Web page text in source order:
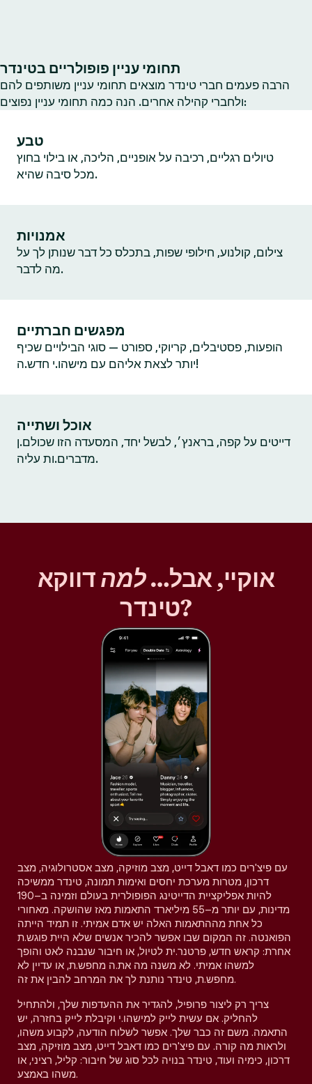
תחומי עניין פופולריים בטינדר
הרבה פעמים חברי טינדר מוצאים תחומי עניין משותפים להם
ולחברי קהילה אחרים. הנה כמה תחומי עניין נפוצים:
טבע
טיולים רגליים, רכיבה על אופניים, הליכה, או בילוי בחוץ
מכל סיבה שהיא.
אמנויות
צילום, קולנוע, חילופי שפות, בתכלס כל דבר שנותן לך על
מה לדבר.
מפגשים חברתיים
הופעות, פסטיבלים, קריוקי, ספורט — סוגי הבילויים שכיף
יותר לצאת אליהם עם מישהו.י חדש.ה!
אוכל ושתייה
דייטים על קפה, בראנץ׳, לבשל יחד, המסעדה הזו שכולם.ן
מדברים.ות עליה.
אוקיי, אבל…למהדווקא
טינדר?
עם פיצ'רים כמו דאבל דייט, מצב מוזיקה, מצב אסטרולוגיה, מצב
דרכון, מטרות מערכת יחסים ואימות תמונה, טינדר ממשיכה
להיות אפליקציית הדייטינג הפופולרית בעולם וזמינה ב–190
מדינות, עם יותר מ–55 מיליארד התאמות מאז שהושקה. מאחורי
כל אחת מההתאמות האלה יש אדם אמיתי. זו תמיד הייתה
הפואנטה. זה המקום שבו אפשר להכיר אנשים שלא היית פוגש.ת
אחרת: קראש חדש, פרטנר.ית לטיול, או חיבור שנבנה לאט והופך
למשהו אמיתי. לא משנה מה את.ה מחפש.ת, או עדיין לא
מחפש.ת, טינדר נותנת לך את המרחב להבין את זה.
צריך רק ליצור פרופיל, להגדיר את ההעדפות שלך, ולהתחיל
להחליק. אם עשית לייק למישהו.י וקיבלת לייק בחזרה, יש
התאמה. משם זה כבר שלך. אפשר לשלוח הודעה, לקבוע משהו,
ולראות מה קורה. עם פיצ'רים כמו דאבל דייט, מצב מוזיקה, מצב
דרכון, כימיה ועוד, טינדר בנויה לכל סוג של חיבור: קליל, רציני, או
משהו באמצע.